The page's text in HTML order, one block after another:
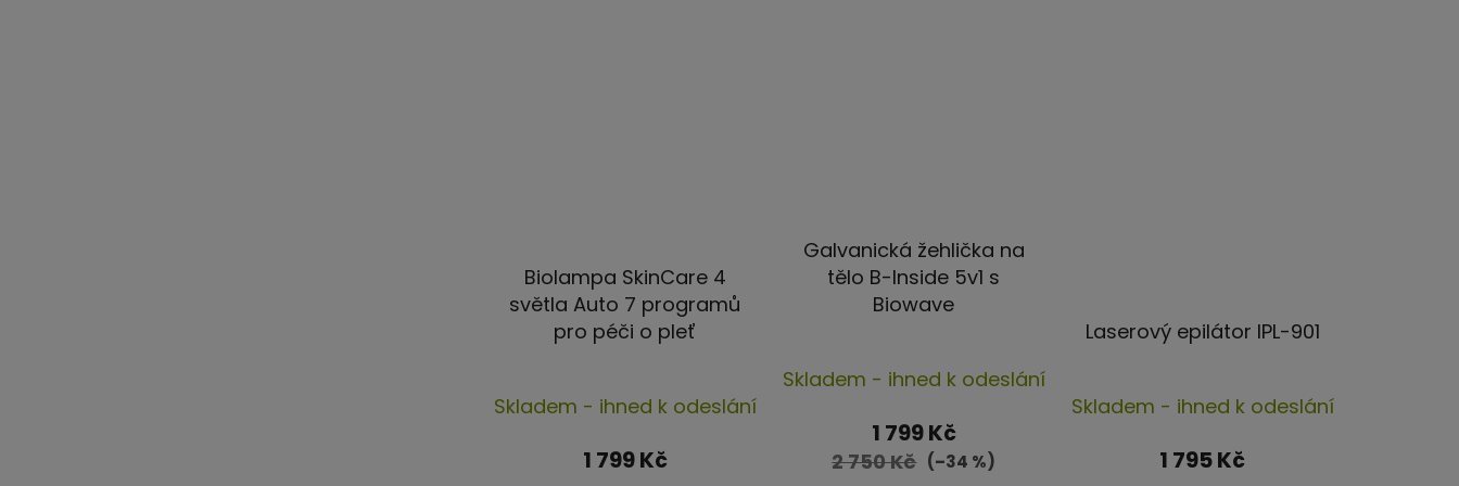
Biolampa SkinCare 4
světla Auto 7 programů
pro péči o pleť
hodnocení
produktu
Skladem - ihned k odeslání
1 799 Kč
Galvanická žehlička na
tělo B-Inside 5v1 s
Biowave
hodnocení
produktu
je
Skladem - ihned k odeslání
1 799 Kč
2 750 Kč (–34 %)
Laserový epilátor IPL-901
hodnocení
produktu
Skladem - ihned k odeslání
1 795 Kč